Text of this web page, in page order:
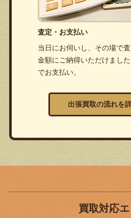
査定・お支払い
当日にお伺いし、その場で
金額にご納得いただけまし
でお支払い。
出張買取の流れを
買取対応